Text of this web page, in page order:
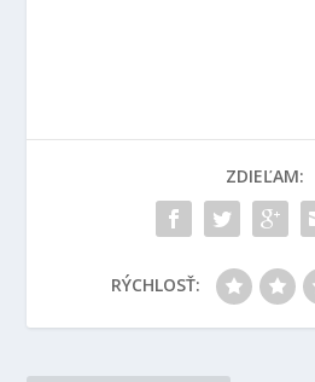
ZDIEĽAM:
RÝCHLOSŤ: